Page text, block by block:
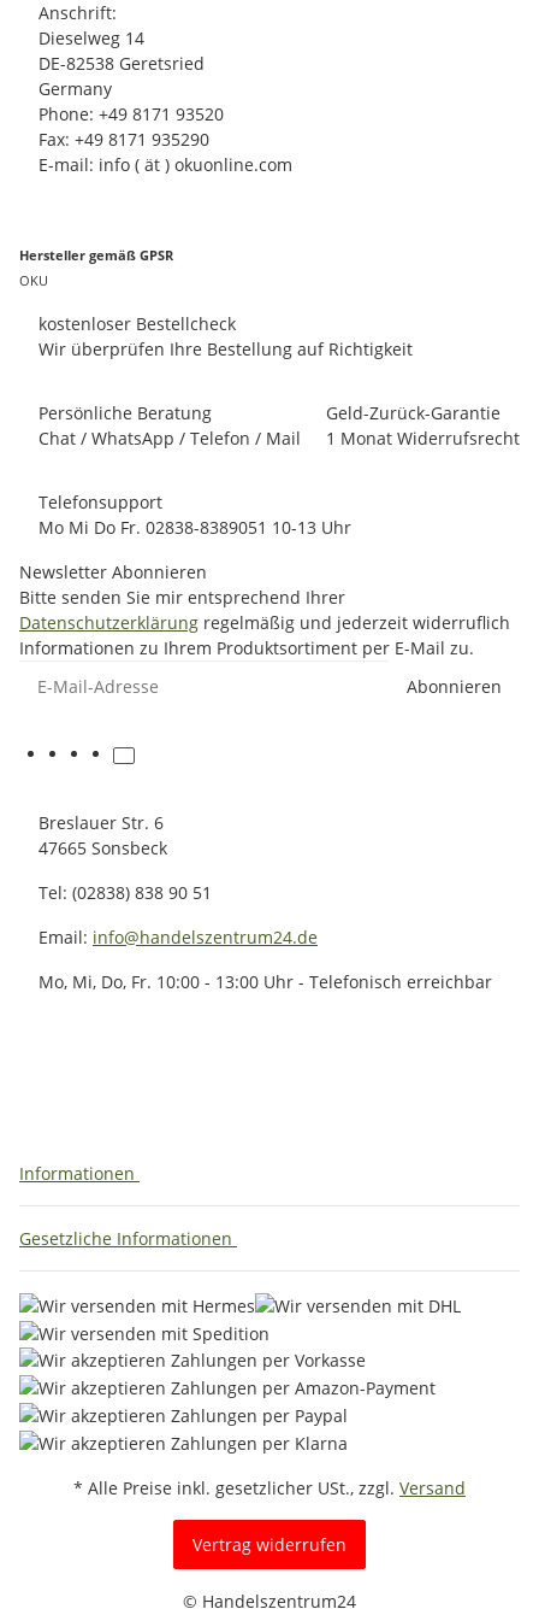
Anschrift:
Dieselweg 14
DE-82538 Geretsried
Germany
Phone: +49 8171 93520
Fax: +49 8171 935290
E-mail: info ( ät ) okuonline.com
Hersteller gemäß GPSR
OKU
kostenloser Bestellcheck
Wir überprüfen Ihre Bestellung auf Richtigkeit
Persönliche Beratung
Chat / WhatsApp / Telefon / Mail
Geld-Zurück-Garantie
1 Monat Widerrufsrecht
Telefonsupport
Mo Mi Do Fr. 02838-8389051 10-13 Uhr
Newsletter Abonnieren
Bitte senden Sie mir entsprechend Ihrer
Datenschutzerklärung regelmäßig und jederzeit widerruflich
Informationen zu Ihrem Produktsortiment per E-Mail zu.
Abonnieren
Breslauer Str. 6
47665 Sonsbeck
Tel: (02838) 838 90 51
Email: info@handelszentrum24.de
Mo, Mi, Do, Fr. 10:00 - 13:00 Uhr - Telefonisch erreichbar
Informationen
Gesetzliche Informationen
* Alle Preise inkl. gesetzlicher USt., zzgl. Versand
Vertrag widerrufen
© Handelszentrum24